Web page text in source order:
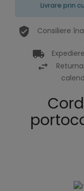
Livrare prin
Consiliere